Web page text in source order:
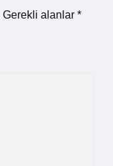
Gerekli alanlar *